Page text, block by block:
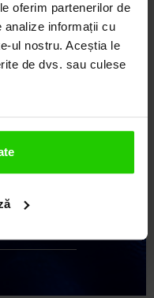
oferim partenerilor de
analize informații cu
ul nostru. Aceștia le
de dvs. sau culese